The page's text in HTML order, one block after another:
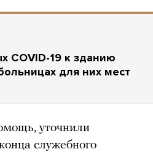
COVID-19 к зданию
для них мест
уточнили
служебного